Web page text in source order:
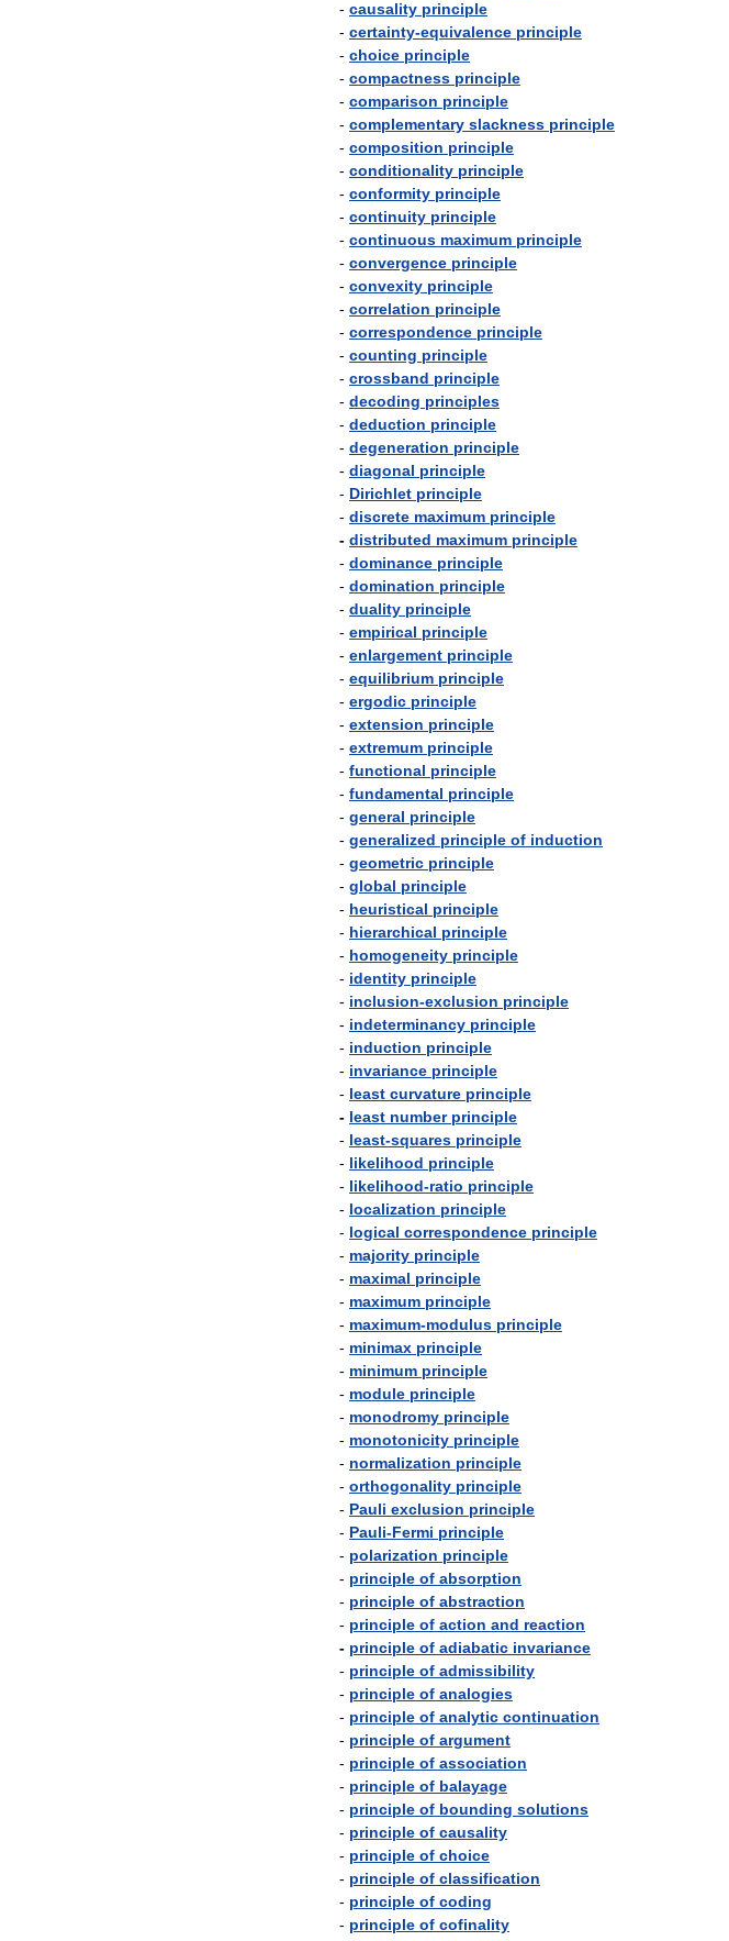
- causality principle
- certainty-equivalence principle
- choice principle
- compactness principle
- comparison principle
- complementary slackness principle
- composition principle
- conditionality principle
- conformity principle
- continuity principle
- continuous maximum principle
- convergence principle
- convexity principle
- correlation principle
- correspondence principle
- counting principle
- crossband principle
- decoding principles
- deduction principle
- degeneration principle
- diagonal principle
- Dirichlet principle
- discrete maximum principle
- distributed maximum principle
- dominance principle
- domination principle
- duality principle
- empirical principle
- enlargement principle
- equilibrium principle
- ergodic principle
- extension principle
- extremum principle
- functional principle
- fundamental principle
- general principle
- generalized principle of induction
- geometric principle
- global principle
- heuristical principle
- hierarchical principle
- homogeneity principle
- identity principle
- inclusion-exclusion principle
- indeterminancy principle
- induction principle
- invariance principle
- least curvature principle
- least number principle
- least-squares principle
- likelihood principle
- likelihood-ratio principle
- localization principle
- logical correspondence principle
- majority principle
- maximal principle
- maximum principle
- maximum-modulus principle
- minimax principle
- minimum principle
- module principle
- monodromy principle
- monotonicity principle
- normalization principle
- orthogonality principle
- Pauli exclusion principle
- Pauli-Fermi principle
- polarization principle
- principle of absorption
- principle of abstraction
- principle of action and reaction
- principle of adiabatic invariance
- principle of admissibility
- principle of analogies
- principle of analytic continuation
- principle of argument
- principle of association
- principle of balayage
- principle of bounding solutions
- principle of causality
- principle of choice
- principle of classification
- principle of coding
- principle of cofinality